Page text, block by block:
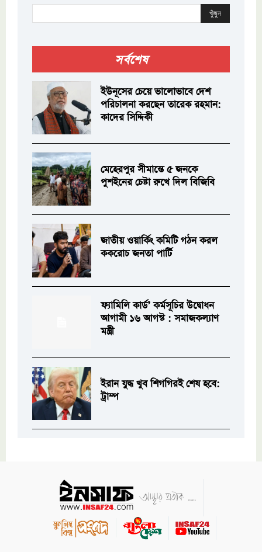
খুঁজুন
সর্বশেষ
ইউনূসের চেয়ে ভালোভাবে দেশ
পরিচালনা করছেন তারেক রহমান:
কাদের সিদ্দিকী
মেহেরপুর সীমান্তে ৫ জনকে
পুশইনের চেষ্টা রুখে দিল বিজিবি
জাতীয় ওয়ার্কিং কমিটি গঠন করল
ককরোচ জনতা পার্টি
ফ্যামিলি কার্ড’ কর্মসূচির উদ্বোধন
আগামী ১৬ আগস্ট : সমাজকল্যাণ
মন্ত্রী
ইরান যুদ্ধ খুব শিগগিরই শেষ হবে:
ট্রাম্প